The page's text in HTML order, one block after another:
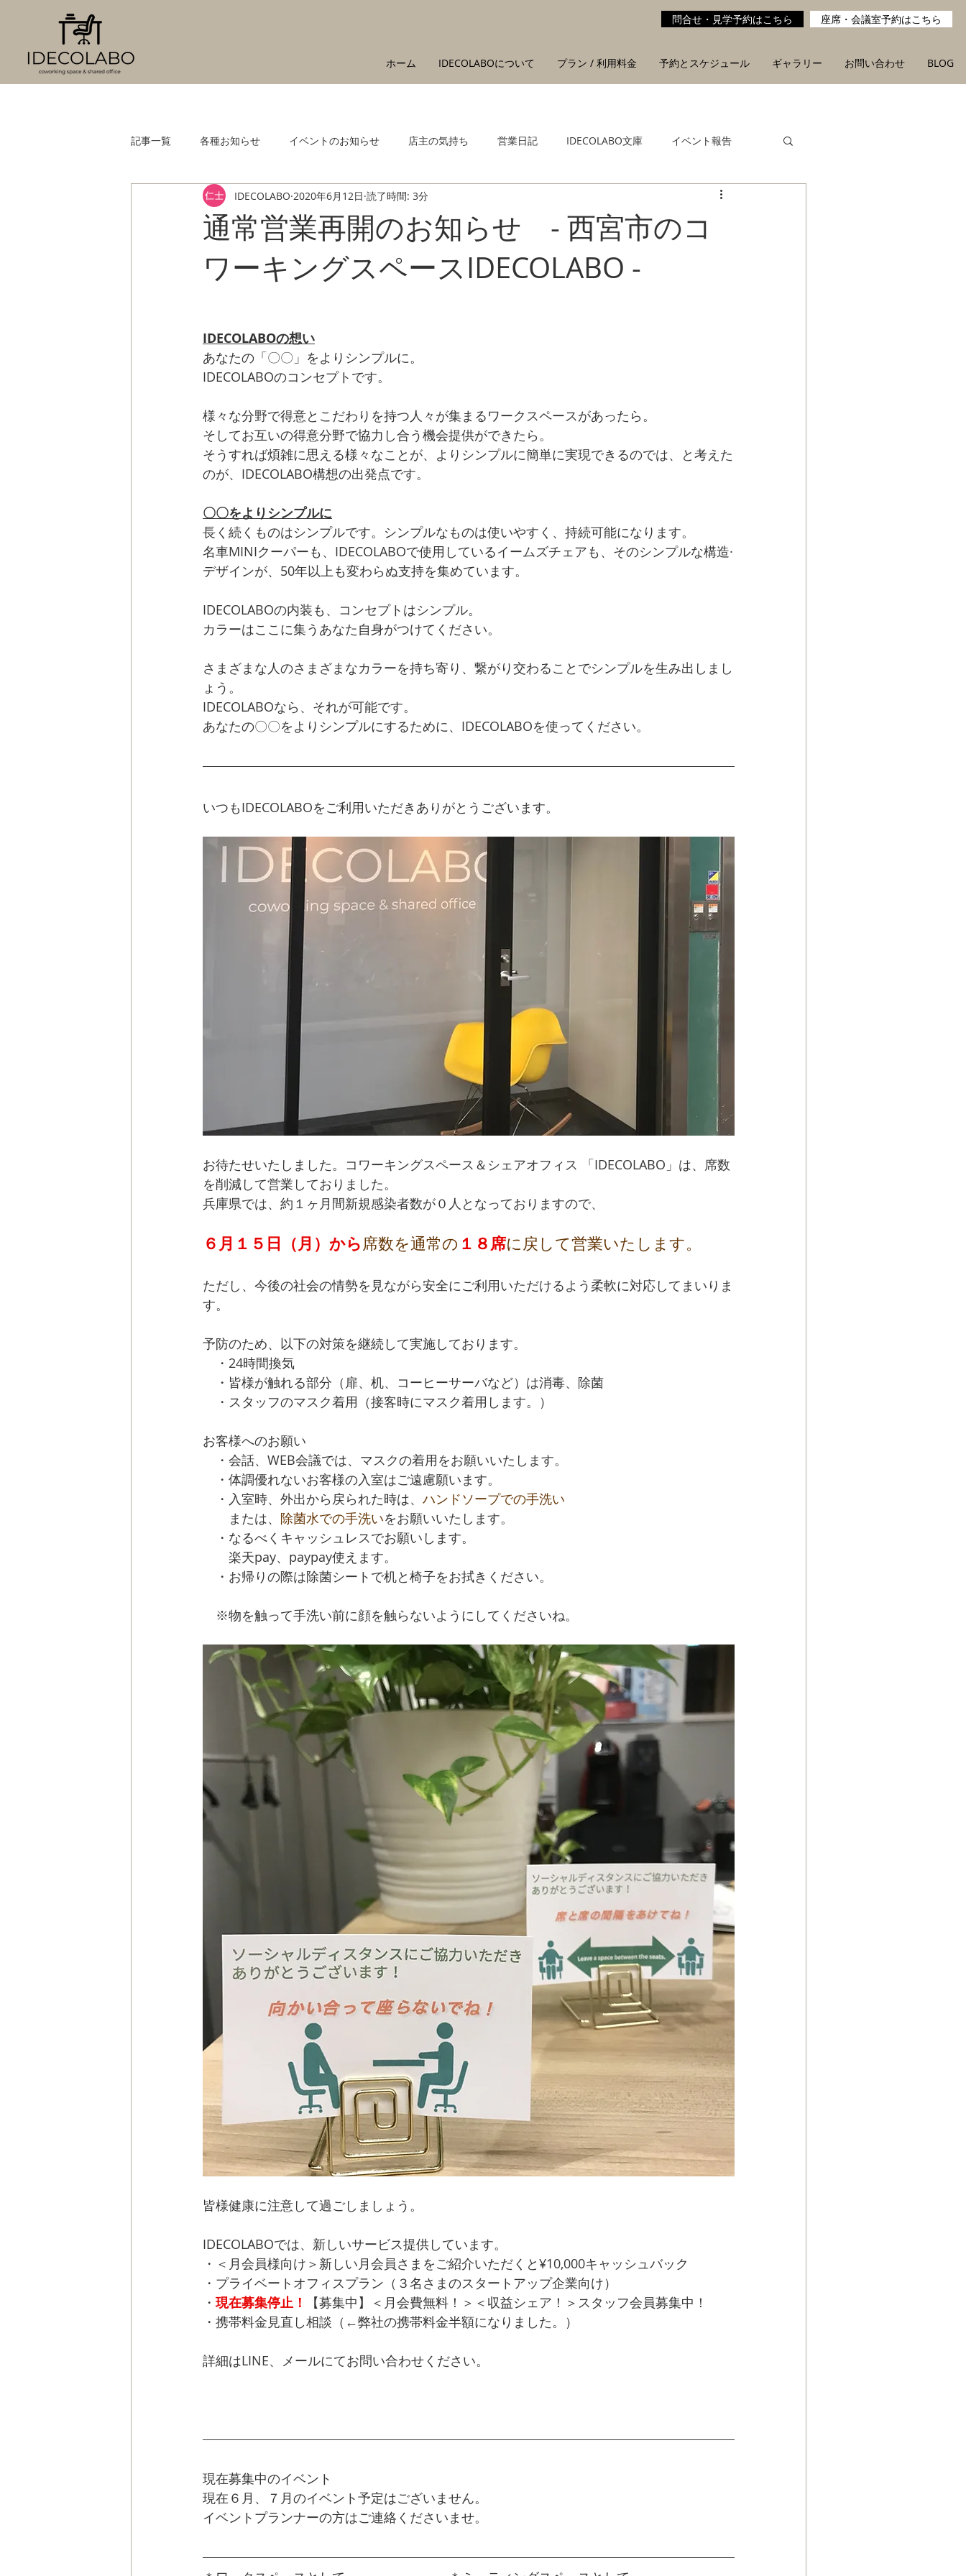
問合せ・見学予約はこちら 座席・会議室予約はこちら
ホーム IDECOLABOについて プラン / 利用料金 予約とスケジュール ギャラリー お問い合わせ BLOG
記事一覧 各種お知らせ イベントのお知らせ 店主の気持ち 営業日記 IDECOLABO文庫 イベント報告
通常営業再開のお知らせ - 西宮市のコ
ワーキングスペースIDECOLABO -
IDECOLABO 2020年6月12日 読了時間: 3分
IDECOLABOの想い
あなたの「〇〇」をよりシンプルに。
IDECOLABOのコンセプトです。
様々な分野で得意とこだわりを持つ人々が集まるワークスペースがあったら。
そしてお互いの得意分野で協力し合う機会提供ができたら。
そうすれば煩雑に思える様々なことが、よりシンプルに簡単に実現できるのでは、と考えた
のが、IDECOLABO構想の出発点です。
〇〇をよりシンプルに
長く続くものはシンプルです。シンプルなものは使いやすく、持続可能になります。
名車MINIクーパーも、IDECOLABOで使用しているイームズチェアも、そのシンプルな構造·
デザインが、50年以上も変わらぬ支持を集めています。
IDECOLABOの内装も、コンセプトはシンプル。
カラーはここに集うあなた自身がつけてください。
さまざまな人のさまざまなカラーを持ち寄り、繋がり交わることでシンプルを生み出しまし
ょう。
IDECOLABOなら、それが可能です。
あなたの〇〇をよりシンプルにするために、IDECOLABOを使ってください。
いつもIDECOLABOをご利用いただきありがとうございます。
お待たせいたしました。コワーキングスペース＆シェアオフィス 「IDECOLABO」は、席数
を削減して営業しておりました。
兵庫県では、約１ヶ月間新規感染者数が０人となっておりますので、
６月１５日（月）から席数を通常の １８席に戻して営業いたします。
ただし、今後の社会の情勢を見ながら安全にご利用いただけるよう柔軟に対応してまいりま
す。
予防のため、以下の対策を継続して実施しております。
・24時間換気
・皆様が触れる部分（扉、机、コーヒーサーバなど）は消毒、除菌
・スタッフのマスク着用（接客時にマスク着用します。）
お客様へのお願い
・会話、WEB会議では、マスクの着用をお願いいたします。
・体調優れないお客様の入室はご遠慮願います。
・入室時、外出から戻られた時は、 ハンドソープでの手洗い
または、 除菌水での手洗いをお願いいたします。
・なるべくキャッシュレスでお願いします。
楽天pay、paypay使えます。
・お帰りの際は除菌シートで机と椅子をお拭きください。
※物を触って手洗い前に顔を触らないようにしてくださいね。
皆様健康に注意して過ごしましょう。
IDECOLABOでは、新しいサービス提供しています。
・＜月会員様向け＞新しい月会員さまをご紹介いただくと¥10,000キャッシュバック
・プライベートオフィスプラン（３名さまのスタートアップ企業向け）
・ 現在募集停止！
【募集中】＜月会費無料！＞＜収益シェア！＞スタッフ会員募集中！
・携帯料金見直し相談（←弊社の携帯料金半額になりました。）
詳細はLINE、メールにてお問い合わせください。
現在募集中のイベント
現在６月、７月のイベント予定はございません。
イベントプランナーの方はご連絡くださいませ。